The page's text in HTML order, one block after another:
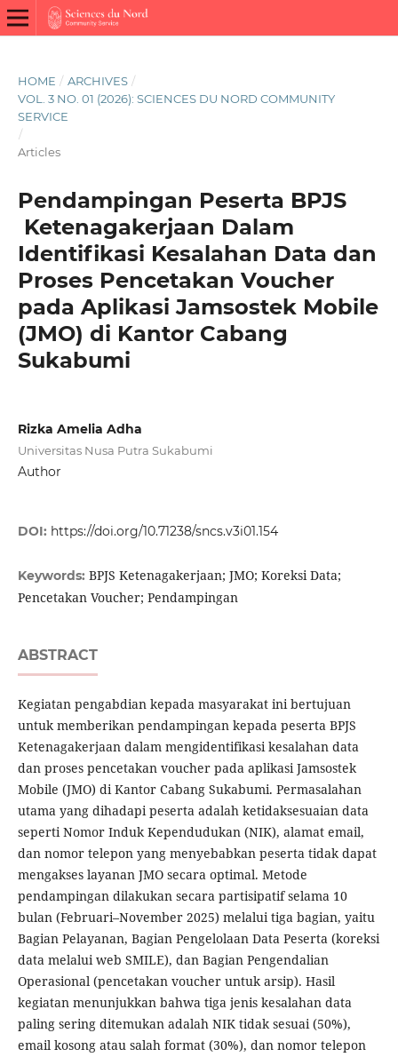
HOME / ARCHIVES /
VOL. 3 NO. 01 (2026): SCIENCES DU NORD COMMUNITY
SERVICE
/
Articles
Pendampingan Peserta BPJS
Ketenagakerjaan Dalam
Identifikasi Kesalahan Data dan
Proses Pencetakan Voucher
pada Aplikasi Jamsostek Mobile
(JMO) di Kantor Cabang
Sukabumi
Rizka Amelia Adha
Universitas Nusa Putra Sukabumi
Author
DOI: https://doi.org/10.71238/sncs.v3i01.154
Keywords: BPJS Ketenagakerjaan; JMO; Koreksi Data;
Pencetakan Voucher; Pendampingan
ABSTRACT
Kegiatan pengabdian kepada masyarakat ini bertujuan
untuk memberikan pendampingan kepada peserta BPJS
Ketenagakerjaan dalam mengidentifikasi kesalahan data
dan proses pencetakan voucher pada aplikasi Jamsostek
Mobile (JMO) di Kantor Cabang Sukabumi. Permasalahan
utama yang dihadapi peserta adalah ketidaksesuaian data
seperti Nomor Induk Kependudukan (NIK), alamat email,
dan nomor telepon yang menyebabkan peserta tidak dapat
mengakses layanan JMO secara optimal. Metode
pendampingan dilakukan secara partisipatif selama 10
bulan (Februari–November 2025) melalui tiga bagian, yaitu
Bagian Pelayanan, Bagian Pengelolaan Data Peserta (koreksi
data melalui web SMILE), dan Bagian Pengendalian
Operasional (pencetakan voucher untuk arsip). Hasil
kegiatan menunjukkan bahwa tiga jenis kesalahan data
paling sering ditemukan adalah NIK tidak sesuai (50%),
email kosong atau salah format (30%), dan nomor telepon